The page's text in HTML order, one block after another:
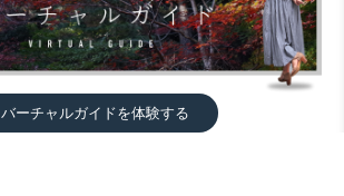
バーチャルガイドを体験する